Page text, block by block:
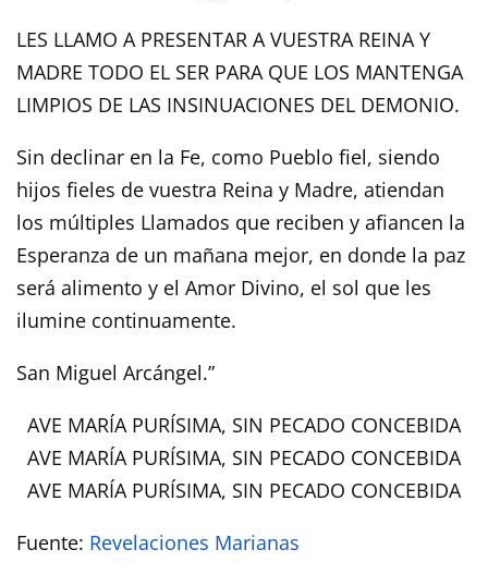
LES LLAMO A PRESENTAR A VUESTRA REINA Y
MADRE TODO EL SER PARA QUE LOS MANTENGA
LIMPIOS DE LAS INSINUACIONES DEL DEMONIO.
Sin declinar en la Fe, como Pueblo fiel, siendo
hijos fieles de vuestra Reina y Madre, atiendan
los múltiples Llamados que reciben y afiancen la
Esperanza de un mañana mejor, en donde la paz
será alimento y el Amor Divino, el sol que les
ilumine continuamente.
San Miguel Arcángel.”
AVE MARÍA PURÍSIMA, SIN PECADO CONCEBIDA
AVE MARÍA PURÍSIMA, SIN PECADO CONCEBIDA
AVE MARÍA PURÍSIMA, SIN PECADO CONCEBIDA
Fuente: Revelaciones Marianas